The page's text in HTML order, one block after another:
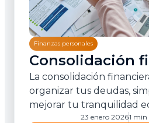
Finanzas personales
Consolidación
La consolidación
organizar tus deudas,
mejorar tu tranquilidad
23 enero 20261 min